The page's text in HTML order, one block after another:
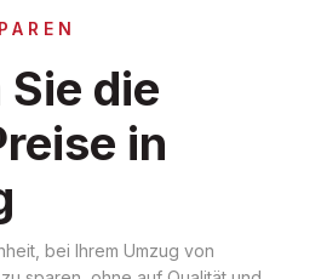
die
in
bei Ihrem Umzug von